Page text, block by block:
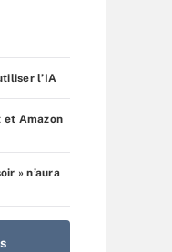
l’IA
et Amazon
» n’aura